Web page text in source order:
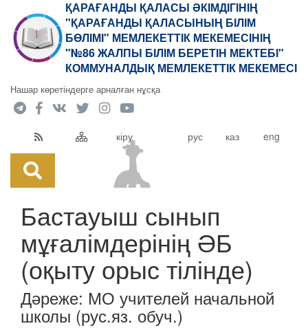
ҚАРАҒАНДЫ ҚАЛАСЫ ӘКІМДІГІНІҢ
"ҚАРАҒАНДЫ ҚАЛАСЫНЫҢ БІЛІМ
БӨЛІМІ" МЕМЛЕКЕТТІК МЕКЕМЕСІНІҢ
"№86 ЖАЛПЫ БІЛІМ БЕРЕТІН МЕКТЕБІ"
КОММУНАЛДЫҚ МЕМЛЕКЕТТІК МЕКЕМЕСІ
Нашар көретіндерге арналған нұсқа
кіру рус каз eng
Бастауыш сынып
мұғалімдерінің ӘБ
(оқыту орыс тілінде)
Дәреже: МО учителей начальной
школы (рус.яз. обуч.)